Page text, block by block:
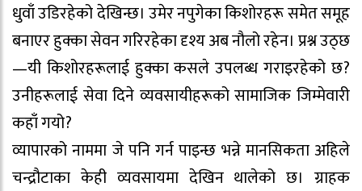
धुवाँ उडिरहेको देखिन्छ। उमेर नपुगेका किशोरहरू समेत समूह
बनाएर हुक्का सेवन गरिरहेका दृश्य अब नौलो रहेन। प्रश्न उठ्छ
—यी किशोरहरूलाई हुक्का कसले उपलब्ध गराइरहेको छ?
उनीहरूलाई सेवा दिने व्यवसायीहरूको सामाजिक जिम्मेवारी
कहाँ गयो?
व्यापारको नाममा जे पनि गर्न पाइन्छ भन्ने मानसिकता अहिले
चन्द्रौटाका केही व्यवसायमा देखिन थालेको छ। ग्राहक